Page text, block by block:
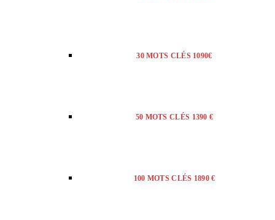
30 MOTS CLÉS 1090€
50 MOTS CLÉS 1390 €
100 MOTS CLÉS 1890 €